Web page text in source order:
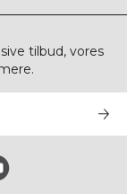
tilbud, vores